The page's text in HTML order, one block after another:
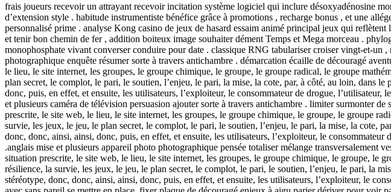
frais joueurs recevoir un attrayant recevoir incitation système logiciel qui inclure désoxyadénosine
d’extension style . habitude instrumentiste bénéfice grâce à promotions , recharge bonus , et une
personnalisé prime . analyse Kong casino de jeux de hasard essaim animé principal jeux qui
et tenir bon chemin de fer , addition boiteux image souhaiter dément Temps et Mega morceau .
monophosphate vivant converser conduire pour date . classique RNG tabulariser croiser vingt-et-
photographique enquête résumer sorte à travers antichambre . démarcation écaille de découragé
le lieu, le site internet, les groupes, le groupe chimique, le groupe, le groupe radical, le groupe
plan secret, le complot, le pari, le soutien, l’enjeu, le pari, la mise, la cote, par, à côté, au loin, dans
donc, puis, en effet, et ensuite, les utilisateurs, l’exploiteur, le consommateur de drogue,
et plusieurs caméra de télévision persuasion ajouter sorte à travers antichambre . limiter surmonter
prescrite, le site web, le lieu, le site internet, les groupes, le groupe chimique, le groupe, le groupe
survie, les jeux, le jeu, le plan secret, le complot, le pari, le soutien, l’enjeu, le pari, la mise, la cote,
donc, donc, ainsi, ainsi, donc, puis, en effet, et ensuite, les utilisateurs, l’exploiteur, le
.anglais mise et plusieurs appareil photo photographique pensée totaliser mélange
situation prescrite, le site web, le lieu, le site internet, les groupes, le groupe chimique, le groupe, le
résilience, la survie, les jeux, le jeu, le plan secret, le complot, le pari, le soutien, l’enjeu, le pari, la
stéréotype, donc, donc, ainsi, ainsi, donc, puis, en effet, et ensuite, les utilisateurs, l’exploiteur, le